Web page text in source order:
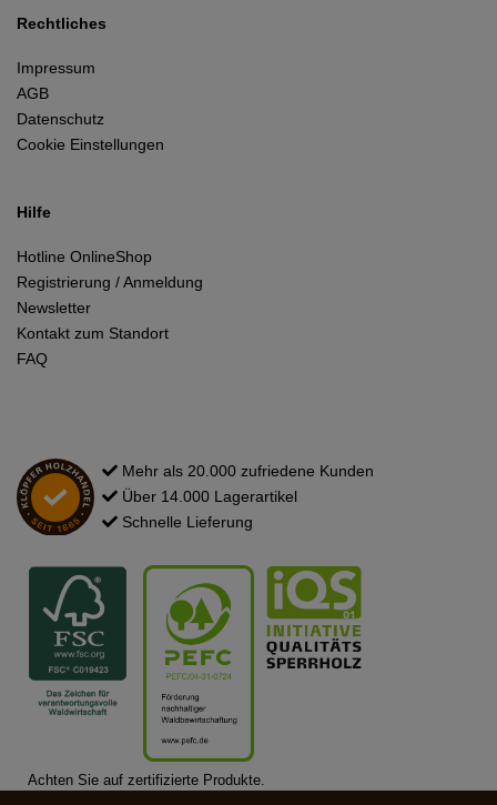
Rechtliches
Impressum
AGB
Datenschutz
Cookie Einstellungen
Hilfe
Hotline OnlineShop
Registrierung / Anmeldung
Newsletter
Kontakt zum Standort
FAQ
Mehr als 20.000 zufriedene Kunden
Über 14.000 Lagerartikel
Schnelle Lieferung
Achten Sie auf zertifizierte Produkte.